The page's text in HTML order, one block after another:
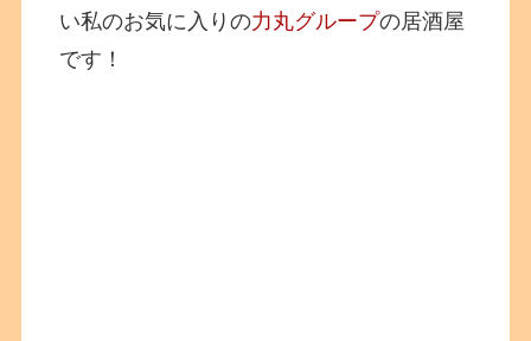
い私のお気に入りの力丸グループの居酒屋
です！